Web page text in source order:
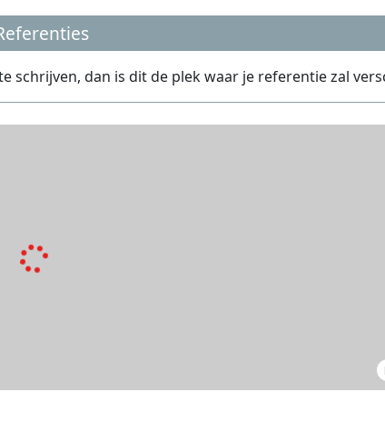
schrijven, dan is dit de plek waar je referentie zal